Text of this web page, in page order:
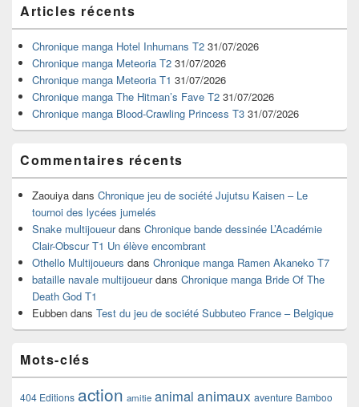
principale
de
widget
pour
barre
latérale
Articles récents
Chronique manga Hotel Inhumans T2 31/07/2026
Chronique manga Meteoria T2 31/07/2026
Chronique manga Meteoria T1 31/07/2026
Chronique manga The Hitman’s Fave T2 31/07/2026
Chronique manga Blood-Crawling Princess T3 31/07/2026
Commentaires récents
Zaouiya dans Chronique jeu de société Jujutsu Kaisen – Le
tournoi des lycées jumelés
Snake multijoueurdans Chronique bande dessinée L’Académie
Clair-Obscur T1 Un élève encombrant
Othello Multijoueurs dans Chronique manga Ramen Akaneko T7
bataille navale multijoueurdans Chronique manga Bride Of The
Death God T1
Eubben dans Test du jeu de société Subbuteo France – Belgique
Mots-clés
404 Editions action amitie animal animaux aventure Bamboo